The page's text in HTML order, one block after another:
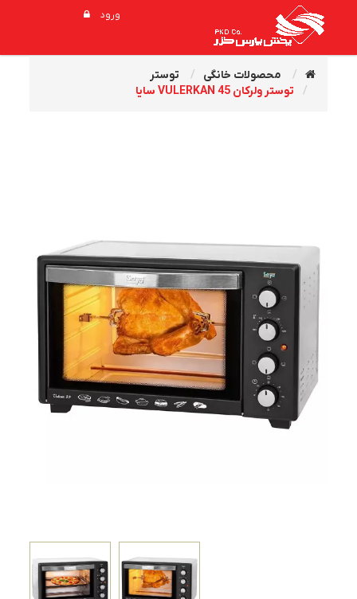
ورود
محصولات خانگی
توستر
توستر ولرکان VULERKAN 45 سایا